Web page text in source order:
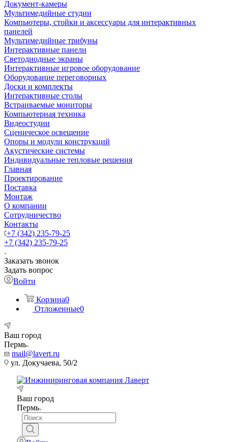
Документ-камеры
Мультимедийные студии
Компьютеры, стойки и аксессуары для интерактивных
панелей
Мультимедийные трибуны
Интерактивные панели
Светодиодные экраны
Интерактивные игровое оборудование
Оборудование переговорных
Доски и комплекты
Интерактивные столы
Встраиваемые мониторы
Компьютерная техника
Видеостудии
Cценическое освещение
Опоры и модули конструкций
Акустические системы
Индивидуальные тепловые решения
Главная
Проектирование
Поставка
Монтаж
О компании
Сотрудничество
Контакты
+7 (342) 235-79-25
+7 (342) 235-79-25
Заказать звонок
Задать вопрос
Войти
Корзина0
Отложенные0
Ваш город
Пермь
mail@lavert.ru
ул. Докучаева, 50/2
Ваш город
Пермь